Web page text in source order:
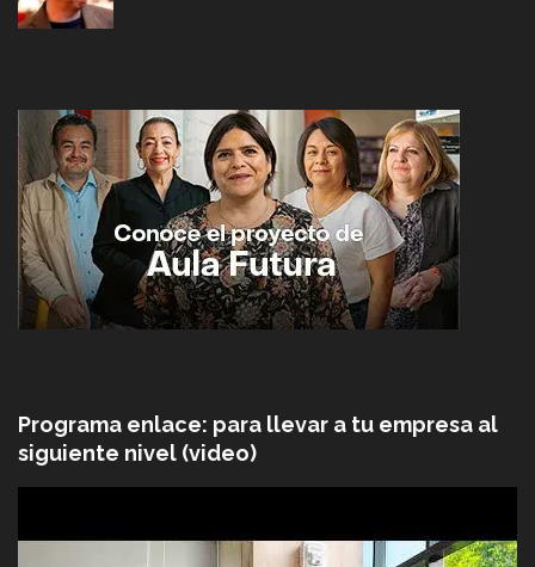
Programa enlace: para llevar a tu empresa al
siguiente nivel (video)